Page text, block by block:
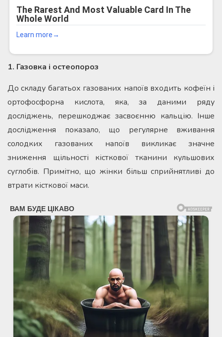
1. Газовка і остеопороз
До складу багатьох газованих напоїв входить кофеїн і
ортофосфорна кислота, яка, за даними ряду
досліджень, перешкоджає засвоєнню кальцію. Інше
дослідження показало, що регулярне вживання
солодких газованих напоїв викликає значне
зниження щільності кісткової тканини кульшових
суглобів. Примітно, що жінки більш сприйнятливі до
втрати кісткової маси.